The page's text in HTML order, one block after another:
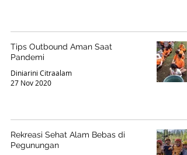
Tips Outbound Aman Saat
Pandemi
Diniarini Citraalam
27 Nov 2020
Rekreasi Sehat Alam Bebas di
Pegunungan